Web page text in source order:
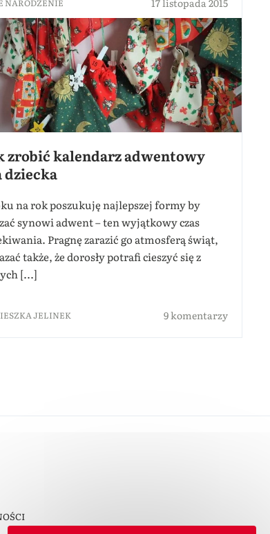
NARODZENIE
zrobić kalendarz adwentowy
dziecka
na rok poszukuję najlepszej formy by
synowi adwent – ten wyjątkowy czas
Pragnę zarazić go atmosferą świąt,
także, że dorosły potrafi cieszyć się z
[...]
JELINEK 9 komentarzy